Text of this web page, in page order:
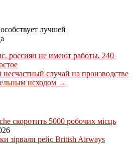
лучшей
россиян не имеют работы, 240
случай на производстве
исходом →
скоротить 5000 робочих місць
зірвали рейс British Airways